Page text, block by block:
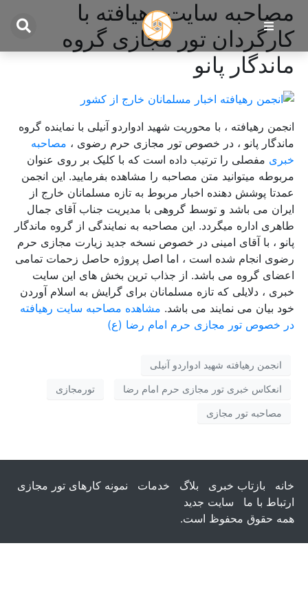
مصاحبه سایت رهیافته با
کارگردان تور مجازی گروه
ماندگار پانو
انجمن رهیافته ، با محوریت شهید ادواردو آنیلی با نماینده گروه
ماندگار پانو ، در خصوص تور مجازی حرم رضوی ، مصاحبه
خبری مفصلی را ترتیب داده است که با کلیک بر روی عنوان
مربوطه میتوانید متن مصاحبه را مشاهده بفرمایید. این انجمن
عمدتا پوشش دهنده اخبار مربوط به تازه مسلمانان خارج از
ایران می باشد و توسط گروهی با مدیریت جناب آقای جمال
طاهری اداره میگردد. این مصاحبه به نمایندگی از گروه ماندگار
پانو ، با آقای امینی در خصوص نسخه جدید زیارت مجازی حرم
رضوی انجام شده است ، اما اصل پروژه حاصل زحمات تمامی
اعضای گروه می باشد. از جذاب ترین بخش های این سایت
خبری ، دلایلی که تازه مسلمانان برای گرایش به اسلام آوردن
خود بیان می نمایند می باشد. مشاهده مصاحبه سایت رهیافته
در خصوص تور مجازی حرم امام رضا (ع)
انجمن رهیافته شهید ادواردو آنیلی
انعکاس خبری تور مجازی حرم امام رضا تورمجازی
مصاحبه تور مجازی
خانه بازتاب خبری بلاگ خدمات
نمونه کارهای تور مجازی
ارتباط با ما
سایت جدید
همه حقوق محفوظ است.